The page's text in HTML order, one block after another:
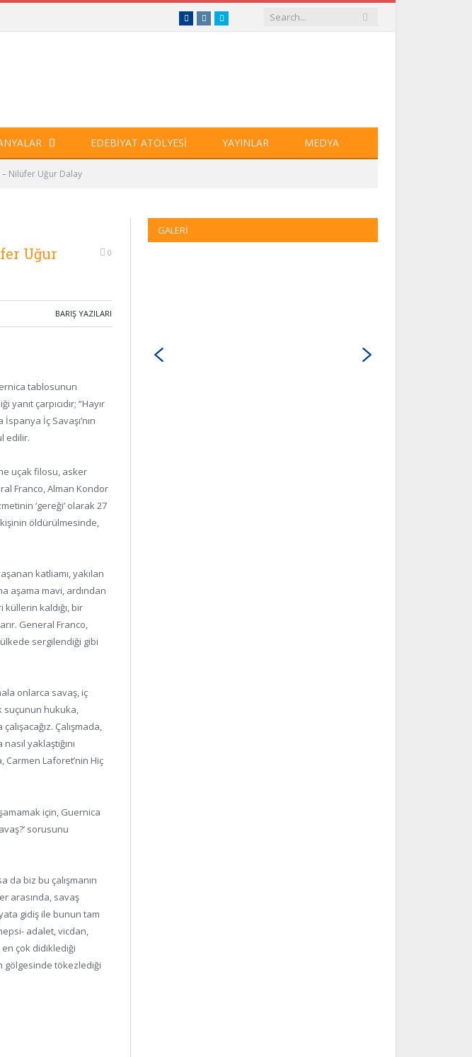
FacebookInstagramTwitter
EDEBIYAT ATÖLYESI YAYINLAR MEDYA
– Nilüfer Uğur Dalay
Uğur
0
BARIŞ YAZILARI
tablosunun
çarpıcıdır; “Hayır
İç Savaşı’nın
edilir.
uçak filosu, asker
Franco, Alman Kondor
‘gereği’ olarak 27
öldürülmesinde,
katliamı, yakılan
aşama mavi, ardından
kaldığı, bir
General Franco,
sergilendiği gibi
onlarca savaş, iç
suçunun hukuka,
Çalışmada,
yaklaştığını
Laforet’nin Hiç
için, Guernica
sorusunu
da biz bu çalışmanın
arasında, savaş
gidiş ile bunun tam
adalet, vicdan,
çok didiklediği
gölgesinde tökezlediği
GALERI